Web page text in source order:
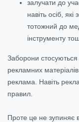
залучати до
навіть осіб,
тотожний до
інструменту
Заборони
рекламних
реклама. Навіть
правил.
Проте це не зупиняє